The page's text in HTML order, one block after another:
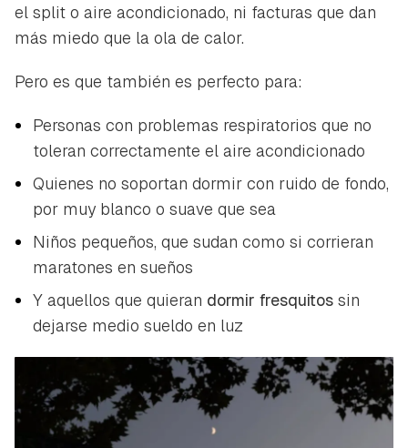
el split o aire acondicionado, ni facturas que dan
más miedo que la ola de calor.
Pero es que también es perfecto para:
Personas con problemas respiratorios que no
toleran correctamente el aire acondicionado
Quienes no soportan dormir con ruido de fondo,
por muy blanco o suave que sea
Niños pequeños, que sudan como si corrieran
maratones en sueños
Y aquellos que quieran dormir fresquitos sin
dejarse medio sueldo en luz